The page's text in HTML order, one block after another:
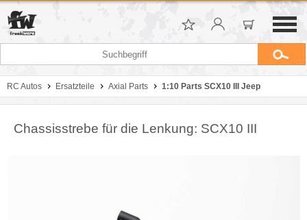
RC Autos Ersatzteile Axial Parts 1:10 Parts SCX10 III Jeep
Chassisstrebe für die Lenkung: SCX10 III